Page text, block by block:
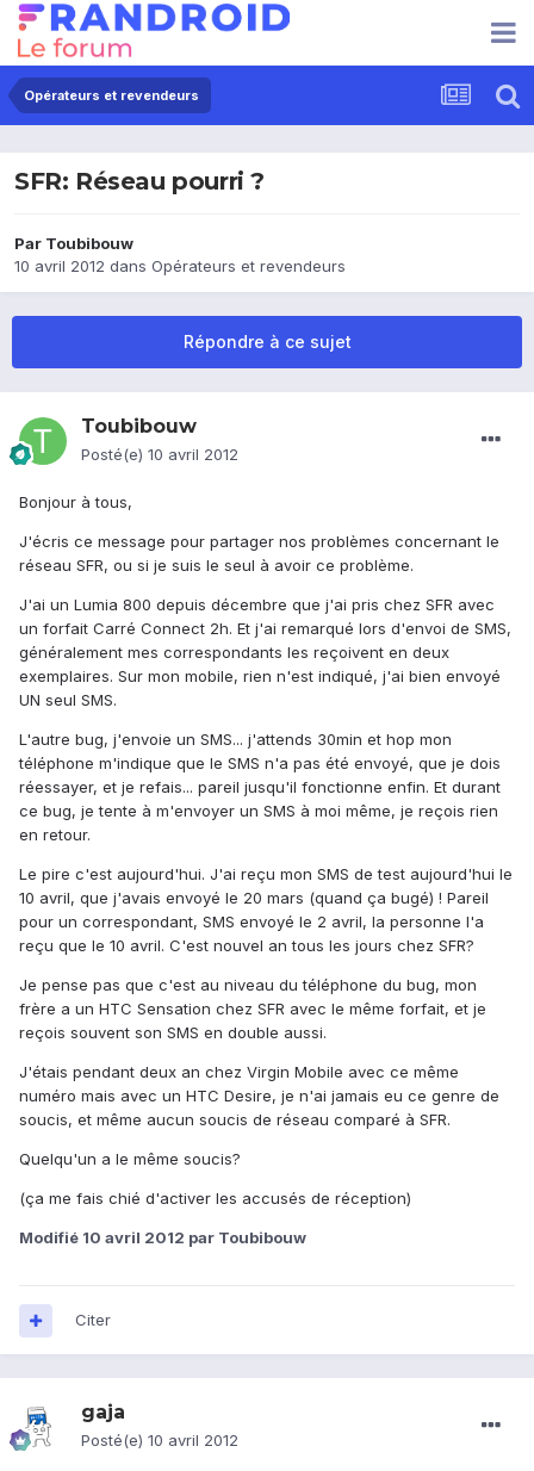
Opérateurs et revendeurs
SFR: Réseau pourri ?
Par Toubibouw
10 avril 2012 dans Opérateurs et revendeurs
Répondre à ce sujet
Toubibouw
Posté(e) 10 avril 2012
Bonjour à tous,
J'écris ce message pour partager nos problèmes concernant le
réseau SFR, ou si je suis le seul à avoir ce problème.
J'ai un Lumia 800 depuis décembre que j'ai pris chez SFR avec
un forfait Carré Connect 2h. Et j'ai remarqué lors d'envoi de SMS,
généralement mes correspondants les reçoivent en deux
exemplaires. Sur mon mobile, rien n'est indiqué, j'ai bien envoyé
UN seul SMS.
L'autre bug, j'envoie un SMS... j'attends 30min et hop mon
téléphone m'indique que le SMS n'a pas été envoyé, que je dois
réessayer, et je refais... pareil jusqu'il fonctionne enfin. Et durant
ce bug, je tente à m'envoyer un SMS à moi même, je reçois rien
en retour.
Le pire c'est aujourd'hui. J'ai reçu mon SMS de test aujourd'hui le
10 avril, que j'avais envoyé le 20 mars (quand ça bugé) ! Pareil
pour un correspondant, SMS envoyé le 2 avril, la personne l'a
reçu que le 10 avril. C'est nouvel an tous les jours chez SFR?
Je pense pas que c'est au niveau du téléphone du bug, mon
frère a un HTC Sensation chez SFR avec le même forfait, et je
reçois souvent son SMS en double aussi.
J'étais pendant deux an chez Virgin Mobile avec ce même
numéro mais avec un HTC Desire, je n'ai jamais eu ce genre de
soucis, et même aucun soucis de réseau comparé à SFR.
Quelqu'un a le même soucis?
(ça me fais chié d'activer les accusés de réception)
Modifié 10 avril 2012 par Toubibouw
Citer
gaja
Posté(e) 10 avril 2012